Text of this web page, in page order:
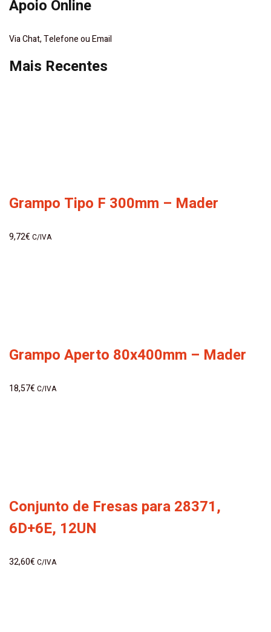
Apoio Online
Via Chat, Telefone ou Email
Mais Recentes
Grampo Tipo F 300mm – Mader
9,72€ C/IVA
Grampo Aperto 80x400mm – Mader
18,57€ C/IVA
Conjunto de Fresas para 28371,
6D+6E, 12UN
32,60€ C/IVA